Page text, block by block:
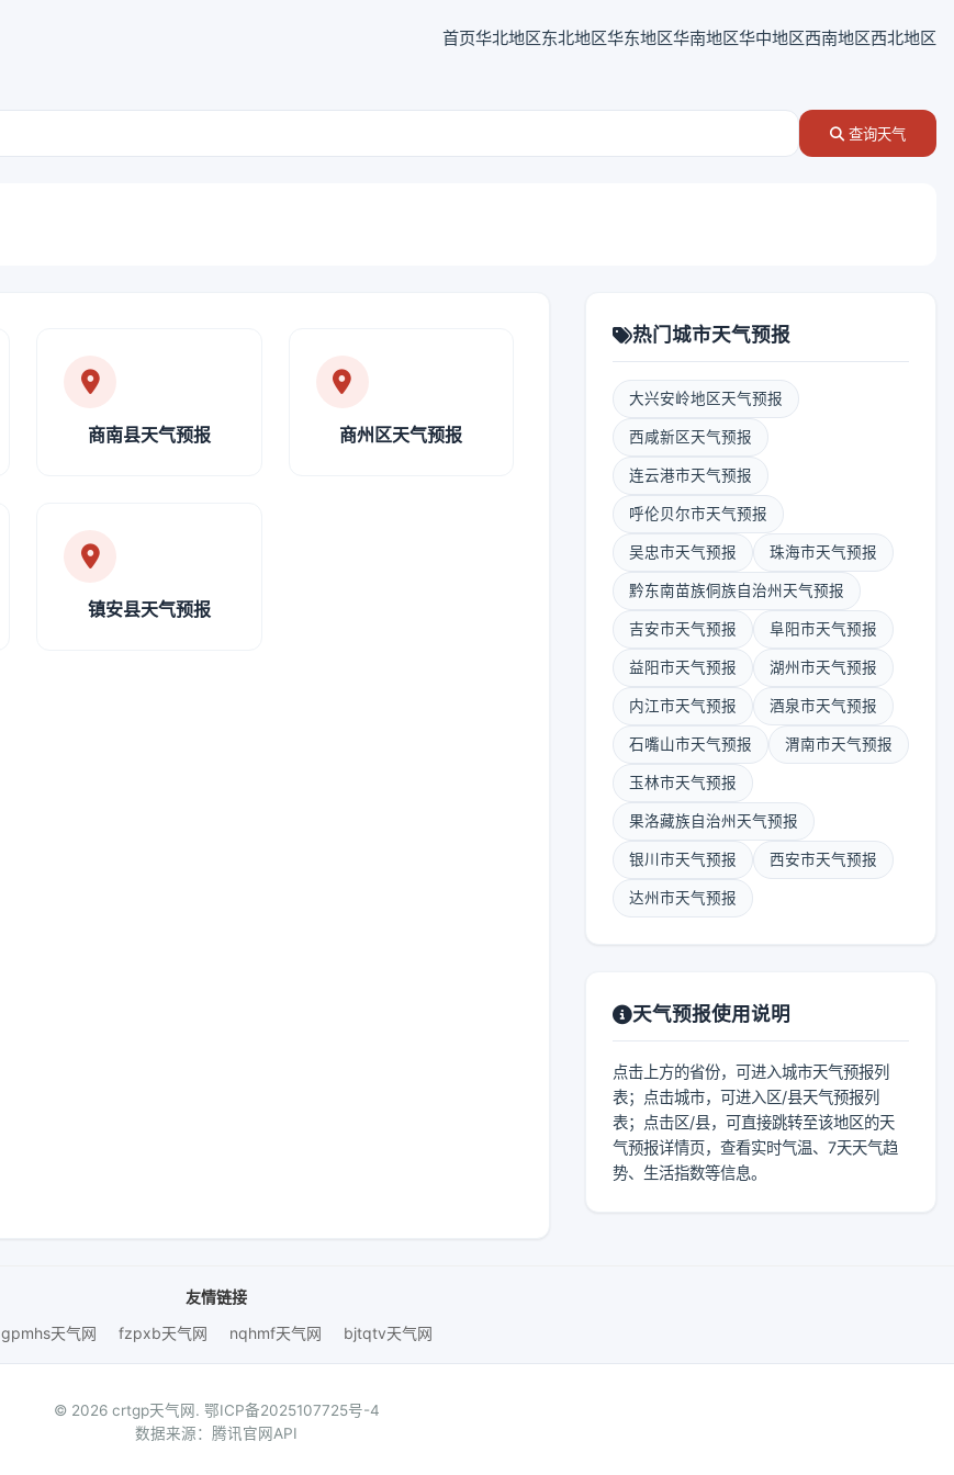
首页华北地区东北地区华东地区华南地区华中地区西南地区西北地区
查询天气
商南县天气预报 商州区天气预报
镇安县天气预报
热门城市天气预报
大兴安岭地区天气预报
西咸新区天气预报
连云港市天气预报
呼伦贝尔市天气预报
吴忠市天气预报 珠海市天气预报
黔东南苗族侗族自治州天气预报
吉安市天气预报 阜阳市天气预报
益阳市天气预报 湖州市天气预报
内江市天气预报 酒泉市天气预报
石嘴山市天气预报 渭南市天气预报
玉林市天气预报
果洛藏族自治州天气预报
银川市天气预报 西安市天气预报
达州市天气预报
天气预报使用说明
点击上方的省份，可进入城市天气预报列
表；点击城市，可进入区/县天气预报列
表；点击区/县，可直接跳转至该地区的天
气预报详情页，查看实时气温、7天天气趋
势、生活指数等信息。
友情链接
gpmhs天气网
fzpxb天气网 nqhmf天气网 bjtqtv天气网
© 2026 crtgp天气网. 鄂ICP备2025107725号-4
数据来源：腾讯官网API